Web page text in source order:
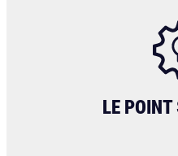
LE